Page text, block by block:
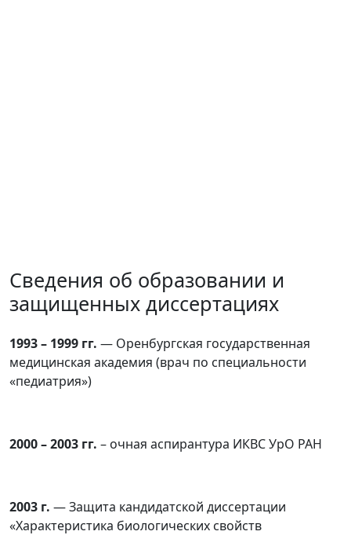
Сведения об образовании и
защищенных диссертациях
1993 – 1999 гг. — Оренбургская государственная
медицинская академия (врач по специальности
«педиатрия»)
2000 – 2003 гг. – очная аспирантура ИКВС УрО РАН
2003 г. — Защита кандидатской диссертации
«Характеристика биологических свойств